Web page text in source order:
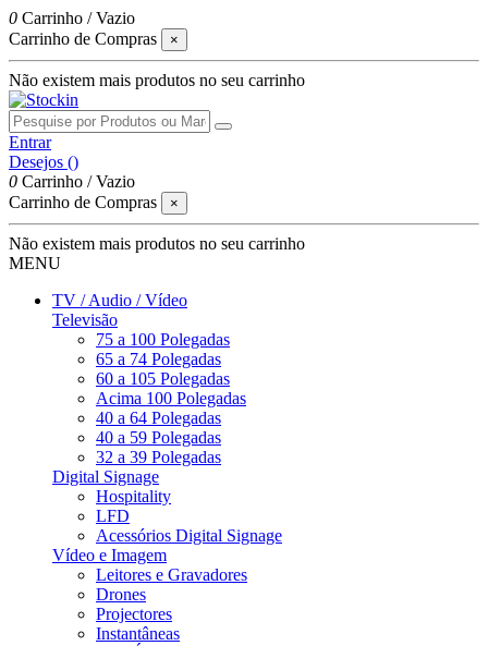
0 Carrinho /Vazio
Carrinho de Compras
×
Não existem mais produtos no seu carrinho
Entrar
Desejos ()
0 Carrinho /Vazio
Carrinho de Compras
×
Não existem mais produtos no seu carrinho
MENU
TV / Audio / Vídeo
Televisão
75 a 100 Polegadas
65 a 74 Polegadas
60 a 105 Polegadas
Acima 100 Polegadas
40 a 64 Polegadas
40 a 59 Polegadas
32 a 39 Polegadas
Digital Signage
Hospitality
LFD
Acessórios Digital Signage
Vídeo e Imagem
Leitores e Gravadores
Drones
Projectores
Instantâneas